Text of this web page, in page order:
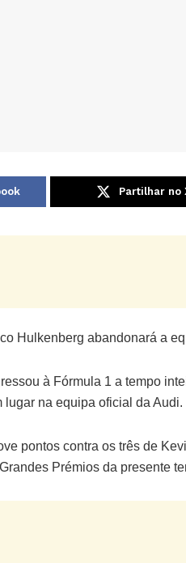
Partilhar no
Hulkenberg abandonará a
à Fórmula 1 a tempo
lugar na equipa oficial da Audi.
pontos contra os três de
Prémios da presente